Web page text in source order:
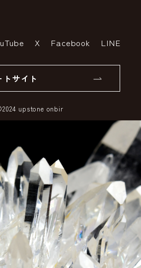
とは
X Facebook LINE
トサイト
upstone onbir